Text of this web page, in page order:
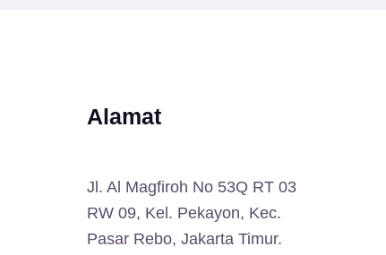
Alamat
Jl. Al Magfiroh No 53Q RT 03
RW 09, Kel. Pekayon, Kec.
Pasar Rebo, Jakarta Timur.